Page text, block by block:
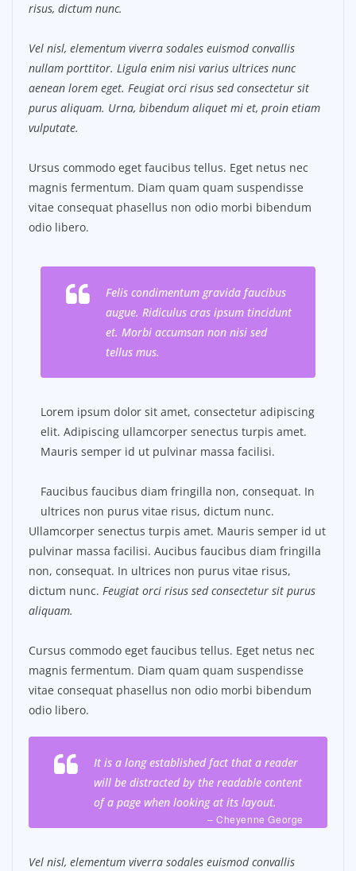
risus, dictum nunc.
Vel nisl, elementum viverra sodales euismod convallis
nullam porttitor. Ligula enim nisi varius ultrices nunc
aenean lorem eget. Feugiat orci risus sed consectetur sit
purus aliquam. Urna, bibendum aliquet mi et, proin etiam
vulputate.
Ursus commodo eget faucibus tellus. Eget netus nec
magnis fermentum. Diam quam quam suspendisse
vitae consequat phasellus non odio morbi bibendum
odio libero.
Felis condimentum gravida faucibus
augue. Ridiculus cras ipsum tincidunt
et. Morbi accumsan non nisi sed
tellus mus.
Lorem ipsum dolor sit amet, consectetur adipiscing
elit. Adipiscing ullamcorper senectus turpis amet.
Mauris semper id ut pulvinar massa facilisi.
Faucibus faucibus diam fringilla non, consequat. In
ultrices non purus vitae risus, dictum nunc.
Ullamcorper senectus turpis amet. Mauris semper id ut
pulvinar massa facilisi. Aucibus faucibus diam fringilla
non, consequat. In ultrices non purus vitae risus,
dictum nunc. Feugiat orci risus sed consectetur sit purus
aliquam.
Cursus commodo eget faucibus tellus. Eget netus nec
magnis fermentum. Diam quam quam suspendisse
vitae consequat phasellus non odio morbi bibendum
odio libero.
It is a long established fact that a reader
will be distracted by the readable content
of a page when looking at its layout.
– Cheyenne George
Vel nisl, elementum viverra sodales euismod convallis